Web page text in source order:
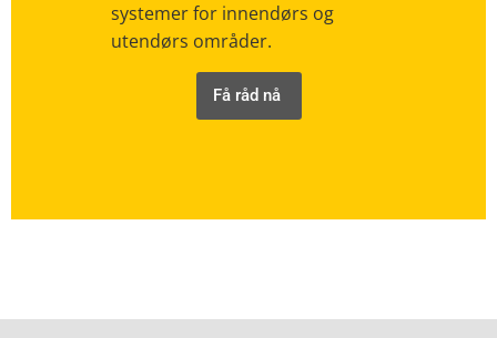
systemer for innendørs og
utendørs områder.
Få råd nå